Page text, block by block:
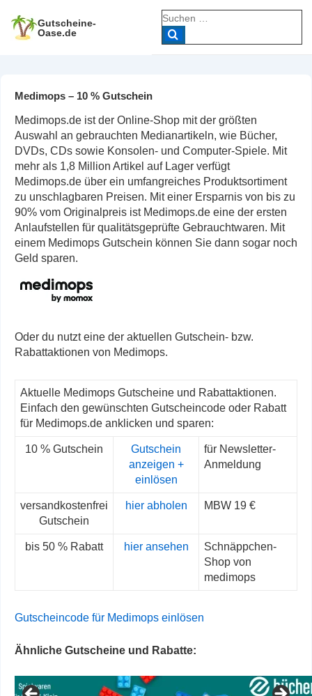
Zum
Inhalt
Gutscheine-
Oase.de
Suche
nach:
Medimops – 10 % Gutschein
Medimops.de ist der Online-Shop mit der größten
Auswahl an gebrauchten Medianartikeln, wie Bücher,
DVDs, CDs sowie Konsolen- und Computer-Spiele. Mit
mehr als 1,8 Million Artikel auf Lager verfügt
Medimops.de über ein umfangreiches Produktsortiment
zu unschlagbaren Preisen. Mit einer Ersparnis von bis zu
90% vom Originalpreis ist Medimops.de eine der ersten
Anlaufstellen für qualitätsgeprüfte Gebrauchtwaren. Mit
einem Medimops Gutschein können Sie dann sogar noch
Geld sparen.
Oder du nutzt eine der aktuellen Gutschein- bzw.
Rabattaktionen von Medimops.
Aktuelle Medimops Gutscheine und Rabattaktionen.
Einfach den gewünschten Gutscheincode oder Rabatt
für Medimops.de anklicken und sparen:
10 % Gutschein
Gutschein
anzeigen +
einlösen
für Newsletter-
Anmeldung
versandkostenfrei
Gutschein
hier abholen MBW 19 €
bis 50 % Rabatt hier ansehen
Schnäppchen-
Shop von
medimops
Gutscheincode für Medimops einlösen
Ähnliche Gutscheine und Rabatte: